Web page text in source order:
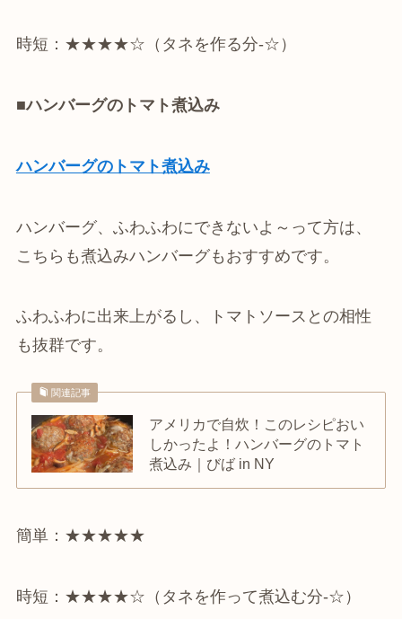
時短：★★★★☆（タネを作る分-☆）
■ハンバーグのトマト煮込み
ハンバーグのトマト煮込み
ハンバーグ、ふわふわにできないよ～って方は、
こちらも煮込みハンバーグもおすすめです。
ふわふわに出来上がるし、トマトソースとの相性
も抜群です。
関連記事
アメリカで自炊！このレシピおい
しかったよ！ハンバーグのトマト
煮込み｜びば in NY
簡単：★★★★★
時短：★★★★☆（タネを作って煮込む分-☆）